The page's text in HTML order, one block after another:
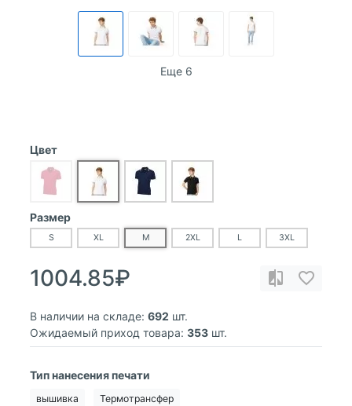
Еще 6
Цвет
Размер
S XL M 2XL L 3XL
1004.85₽
В наличии на складе: 692 шт.
Ожидаемый приход товара: 353 шт.
Тип нанесения печати
вышивка Термотрансфер